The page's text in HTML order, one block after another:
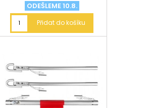
ODEŠLEME 10.8.
Přidat do košíku